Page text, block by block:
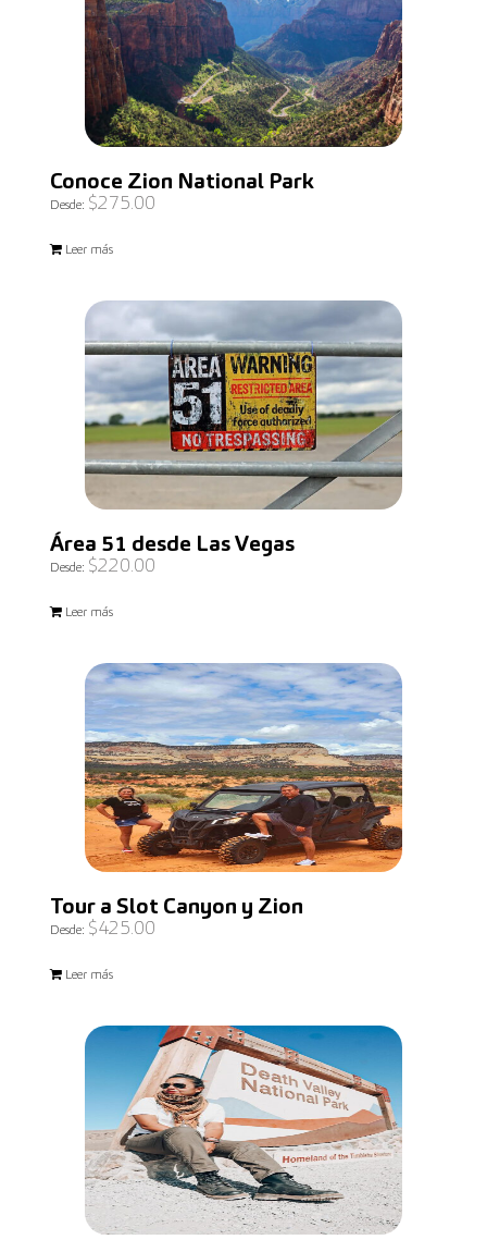
Conoce Zion National Park
Desde: $275.00
Leer más
Área 51 desde Las Vegas
Desde: $220.00
Leer más
Tour a Slot Canyon y Zion
Desde: $425.00
Leer más